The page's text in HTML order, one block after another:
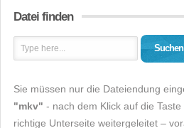
Datei finden
Suchen
Sie müssen nur die Dateiendung
"mkv" - nach dem Klick auf die
richtige Unterseite weitergeleitet –